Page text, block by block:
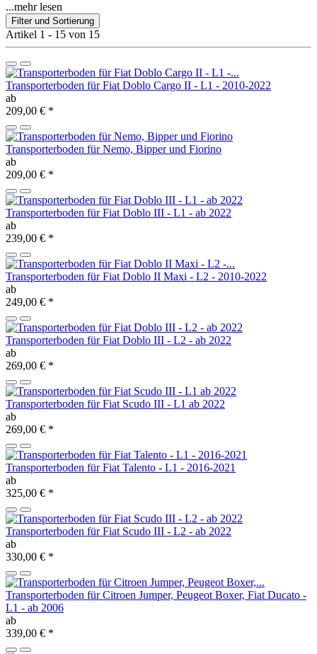
...mehr lesen
Filter und Sortierung
Artikel 1 - 15 von 15
Transporterboden für Fiat Doblo Cargo II - L1 - 2010-2022
ab
209,00 € *
Transporterboden für Nemo, Bipper und Fiorino
ab
209,00 € *
Transporterboden für Fiat Doblo III - L1 - ab 2022
ab
239,00 € *
Transporterboden für Fiat Doblo II Maxi - L2 - 2010-2022
ab
249,00 € *
Transporterboden für Fiat Doblo III - L2 - ab 2022
ab
269,00 € *
Transporterboden für Fiat Scudo III - L1 ab 2022
ab
269,00 € *
Transporterboden für Fiat Talento - L1 - 2016-2021
ab
325,00 € *
Transporterboden für Fiat Scudo III - L2 - ab 2022
ab
330,00 € *
Transporterboden für Citroen Jumper, Peugeot Boxer, Fiat Ducato -
L1 - ab 2006
ab
339,00 € *